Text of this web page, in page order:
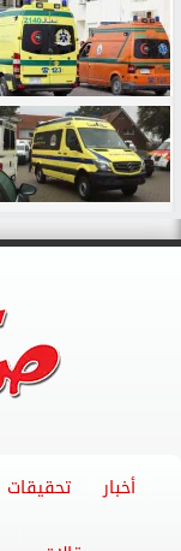
أخبار تحقيقات